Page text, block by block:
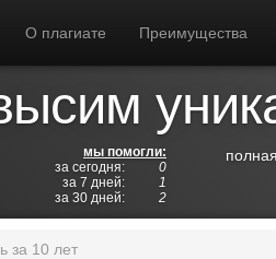
О плагиате Преимущества
мы помогли:
за сегодня:
0
за 7 дней:
1
за 30 дней:
2
за 10 лет